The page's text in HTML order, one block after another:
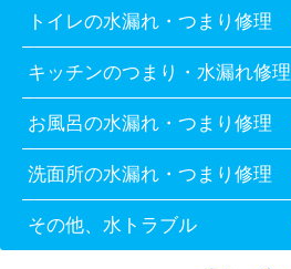
トイレの水漏れ・つまり修理
キッチンのつまり・水漏れ修理
お風呂の水漏れ・つまり修理
洗面所の水漏れ・つまり修理
その他、水トラブル